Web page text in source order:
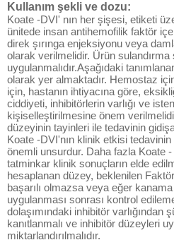
Kullanım şekli ve dozu:
Koate -DVI' nın her şişesi, etiketi
ünitede insan antihemofilik faktör
direk şırınga enjeksiyonu veya
olarak verilmelidir. Ürün sulandırma
uygulanmalıdır.Aşağıdaki
olarak yer almaktadır. Hemostaz
için, hastanın ihtiyacına göre,
ciddiyeti, inhibitörlerin varlığı ve
kişiselleştirilmesine önem
düzeyinin tayinleri ile tedavinin
Koate -DVI'nın klinik etkisi
önemli unsurdur. Daha fazla Koate
tatminkar klinik sonuçların elde
hesaplanan düzey, beklenilen
başarılı olmazsa veya eğer
uygulanması sonrası kontrol
dolaşımındaki inhibitör varlığından
kanıtlanmalı ve inhibitör düzeyleri
miktarlandırılmalıdır.